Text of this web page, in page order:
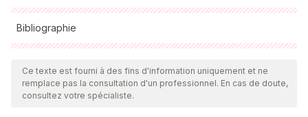
Bibliographie
Toutes les sources citées ont été examinées en profondeur
par notre équipe pour garantir leur qualité, leur fiabilité, leur
actualité et leur validité. La bibliographie de cet article a été
Ce texte est fourni à des fins d'information uniquement et ne
remplace pas la consultation d'un professionnel. En cas de doute,
consultez votre spécialiste.